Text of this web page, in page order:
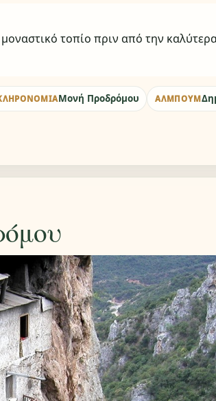
μοναστικό τοπίο πριν από την
Μονή Προδρόμου ΆΛΜΠΟΥΜ